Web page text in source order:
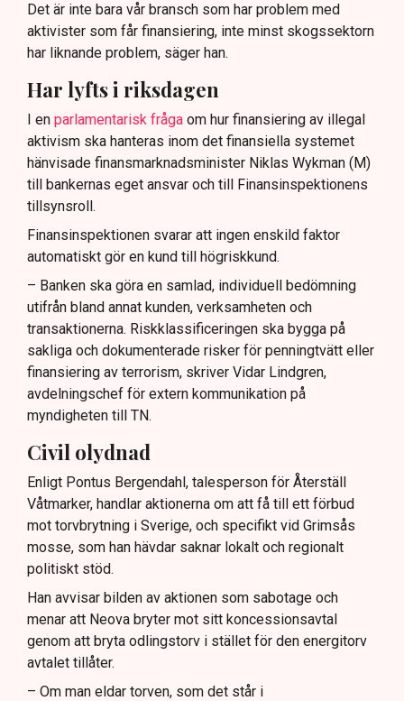
Det är inte bara vår bransch som har problem med
aktivister som får finansiering, inte minst skogssektorn
har liknande problem, säger han.
Har lyfts i riksdagen
I en parlamentarisk fråga om hur finansiering av illegal
aktivism ska hanteras inom det finansiella systemet
hänvisade finansmarknadsminister Niklas Wykman (M)
till bankernas eget ansvar och till Finansinspektionens
tillsynsroll.
Finansinspektionen svarar att ingen enskild faktor
automatiskt gör en kund till högriskkund.
– Banken ska göra en samlad, individuell bedömning
utifrån bland annat kunden, verksamheten och
transaktionerna. Riskklassificeringen ska bygga på
sakliga och dokumenterade risker för penningtvätt eller
finansiering av terrorism, skriver Vidar Lindgren,
avdelningschef för extern kommunikation på
myndigheten till TN.
Civil olydnad
Enligt Pontus Bergendahl, talesperson för Återställ
Våtmarker, handlar aktionerna om att få till ett förbud
mot torvbrytning i Sverige, och specifikt vid Grimsås
mosse, som han hävdar saknar lokalt och regionalt
politiskt stöd.
Han avvisar bilden av aktionen som sabotage och
menar att Neova bryter mot sitt koncessionsavtal
genom att bryta odlingstorv i stället för den energitorv
avtalet tillåter.
– Om man eldar torven, som det står i